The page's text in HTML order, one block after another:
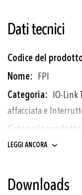
Dati tecnici
Più
informazioni
FPI
IO-Link
affacciata e
Trasmettitori di
correlazione con -7,2
LEGGI ANCORA
Downloads